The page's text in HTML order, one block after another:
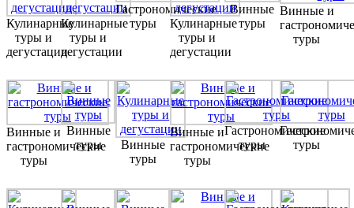
Кулинарные
туры и
дегустации
Кулинарные
туры и
дегустации
Гастрономические
туры
Кулинарные
туры и
дегустации
Винные
туры
Винные и
туры
Винные и
гастрономические
туры
Винные
туры
Винные
туры
Винные и
гастрономические
туры
Гастрономические
туры
туры